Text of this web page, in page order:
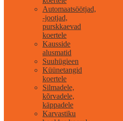
Automaatsöötjad,
-jootjad,
purskkaevad
koertele
Kausside
alusmatid
Suuhügieen
Küünetangid
koertele
Silmadele,
kõrvadele,
käppadele
Karvastiku